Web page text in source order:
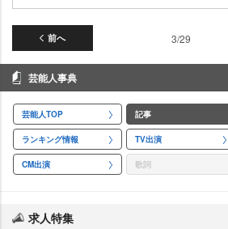
前へ 3/29
芸能人事典
芸能人TOP 記事
ランキング情報 TV出演
CM出演 歌詞
求人特集